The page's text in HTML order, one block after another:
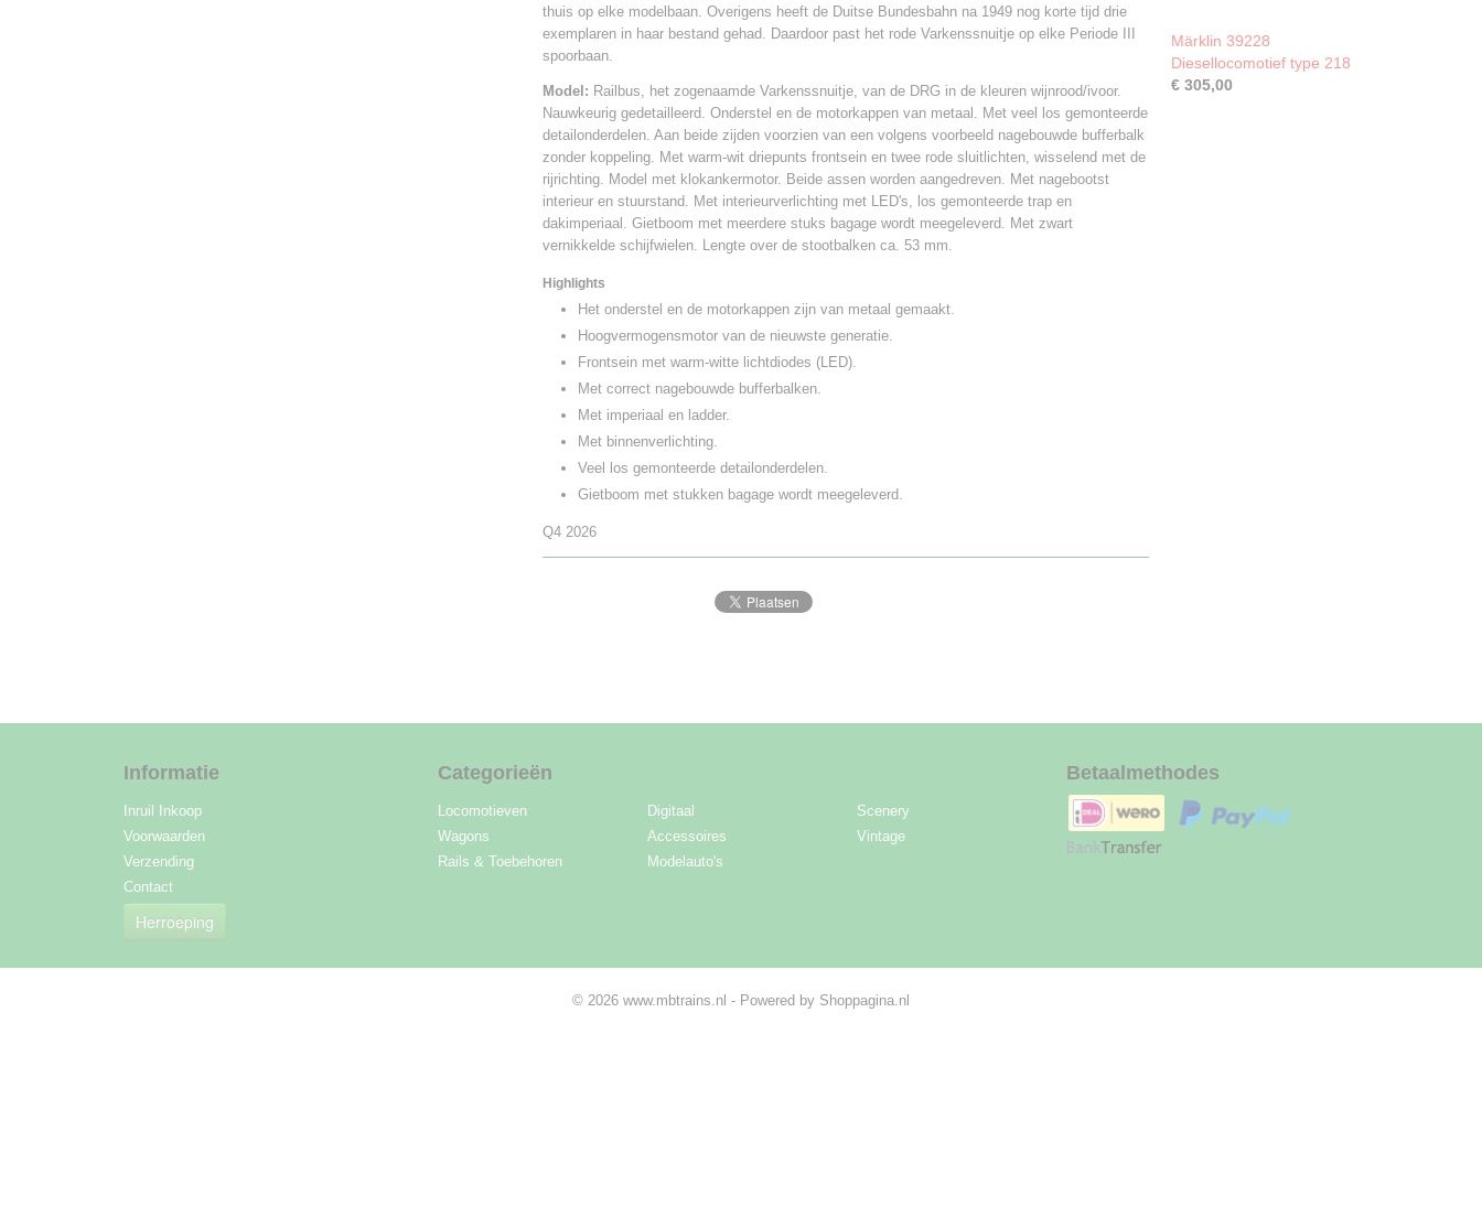
thuis op elke modelbaan. Overigens heeft de Duitse Bundesbahn na 1949 nog korte tijd drie
exemplaren in haar bestand gehad. Daardoor past het rode Varkenssnuitje op elke Periode III
spoorbaan.
Model: Railbus, het zogenaamde Varkenssnuitje, van de DRG in de kleuren wijnrood/ivoor.
Nauwkeurig gedetailleerd. Onderstel en de motorkappen van metaal. Met veel los gemonteerde
detailonderdelen. Aan beide zijden voorzien van een volgens voorbeeld nagebouwde bufferbalk
zonder koppeling. Met warm-wit driepunts frontsein en twee rode sluitlichten, wisselend met de
rijrichting. Model met klokankermotor. Beide assen worden aangedreven. Met nagebootst
interieur en stuurstand. Met interieurverlichting met LED's, los gemonteerde trap en
dakimperiaal. Gietboom met meerdere stuks bagage wordt meegeleverd. Met zwart
vernikkelde schijfwielen. Lengte over de stootbalken ca. 53 mm.
Highlights
Het onderstel en de motorkappen zijn van metaal gemaakt.
Hoogvermogensmotor van de nieuwste generatie.
Frontsein met warm-witte lichtdiodes (LED).
Met correct nagebouwde bufferbalken.
Met imperiaal en ladder.
Met binnenverlichting.
Veel los gemonteerde detailonderdelen.
Gietboom met stukken bagage wordt meegeleverd.
Q4 2026
Märklin 39228
Diesellocomotief type 218
€ 305,00
Informatie
Inruil Inkoop
Voorwaarden
Verzending
Contact
Herroeping
Categorieën
Locomotieven
Wagons
Rails & Toebehoren
Digitaal
Accessoires
Modelauto's
Scenery
Vintage
Betaalmethodes
© 2026 www.mbtrains.nl - Powered by Shoppagina.nl